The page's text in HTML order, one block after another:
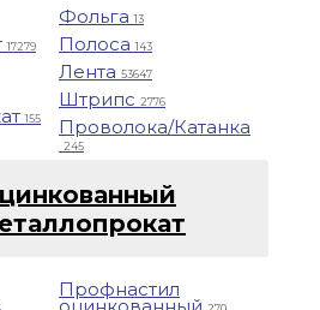
17279
155
Фольга13
Полоса143
Лента 53647
Штрипс 2776
Проволока/Катанка
245
Профнастил